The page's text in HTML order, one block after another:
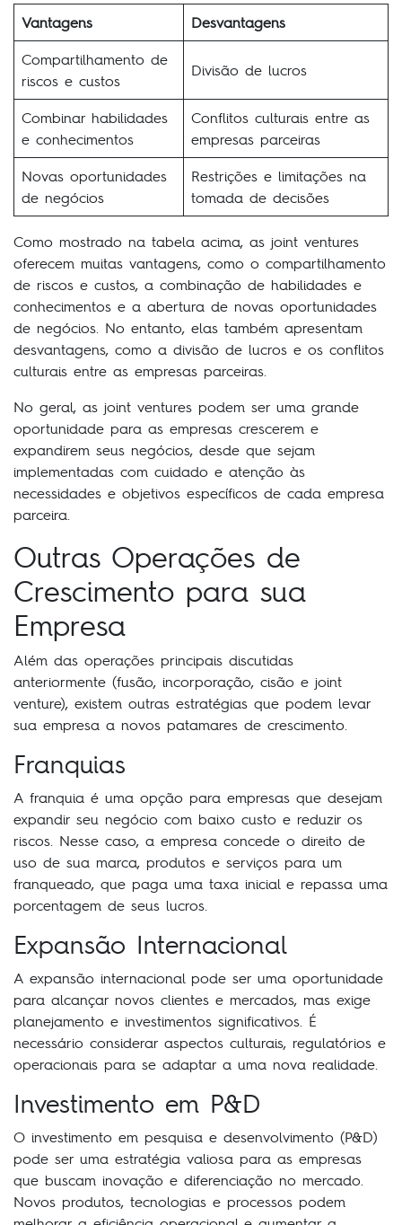
Vantagens
Desvantagens
Compartilhamento de
riscos e custos
Divisão de lucros
Combinar habilidades
e conhecimentos
Conflitos culturais entre as
empresas parceiras
Novas oportunidades
de negócios
Restrições e limitações na
tomada de decisões
Como mostrado na tabela acima, as joint ventures
oferecem muitas vantagens, como o compartilhamento
de riscos e custos, a combinação de habilidades e
conhecimentos e a abertura de novas oportunidades
de negócios. No entanto, elas também apresentam
desvantagens, como a divisão de lucros e os conflitos
culturais entre as empresas parceiras.
No geral, as joint ventures podem ser uma grande
oportunidade para as empresas crescerem e
expandirem seus negócios, desde que sejam
implementadas com cuidado e atenção às
necessidades e objetivos específicos de cada empresa
parceira.
Outras Operações de
Crescimento para sua
Empresa
Além das operações principais discutidas
anteriormente (fusão, incorporação, cisão e joint
venture), existem outras estratégias que podem levar
sua empresa a novos patamares de crescimento.
Franquias
A franquia é uma opção para empresas que desejam
expandir seu negócio com baixo custo e reduzir os
riscos. Nesse caso, a empresa concede o direito de
uso de sua marca, produtos e serviços para um
franqueado, que paga uma taxa inicial e repassa uma
porcentagem de seus lucros.
Expansão Internacional
A expansão internacional pode ser uma oportunidade
para alcançar novos clientes e mercados, mas exige
planejamento e investimentos significativos. É
necessário considerar aspectos culturais, regulatórios e
operacionais para se adaptar a uma nova realidade.
Investimento em P&D
O investimento em pesquisa e desenvolvimento (P&D)
pode ser uma estratégia valiosa para as empresas
que buscam inovação e diferenciação no mercado.
Novos produtos, tecnologias e processos podem